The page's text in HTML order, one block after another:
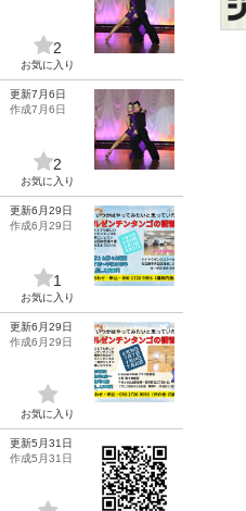
2
お気に入り
更新7月6日
作成7月6日
2
お気に入り
更新6月29日
作成6月29日
1
お気に入り
更新6月29日
作成6月29日
お気に入り
更新5月31日
作成5月31日